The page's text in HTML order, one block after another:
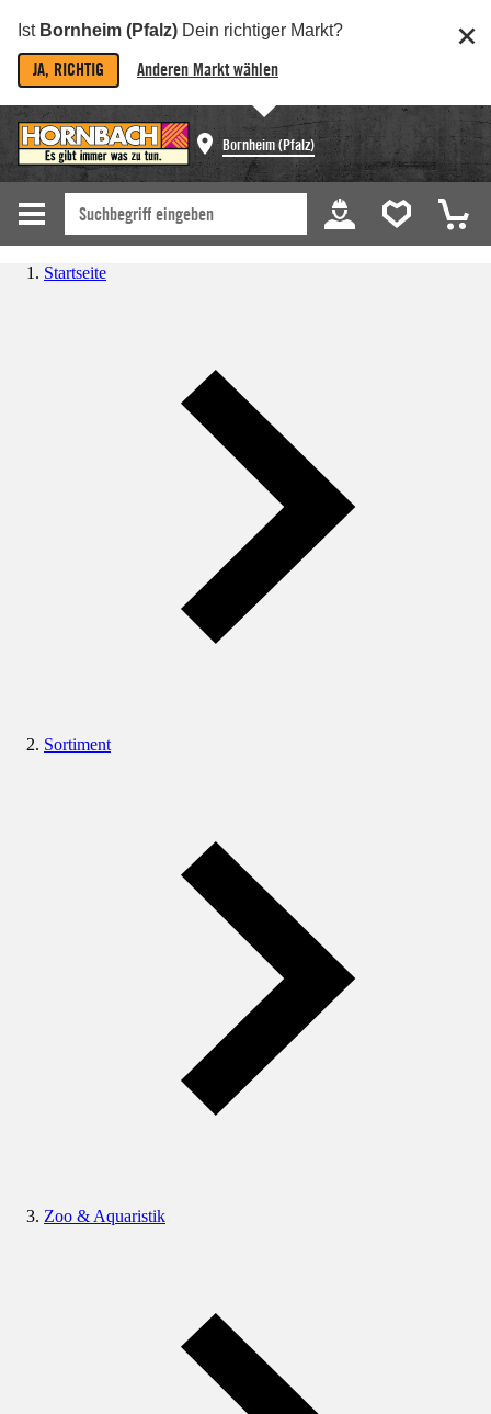
Ist Bornheim (Pfalz) Dein richtiger Markt?
JA, RICHTIG Anderen Markt wählen
Bornheim (Pfalz)
Startseite
Sortiment
Zoo & Aquaristik